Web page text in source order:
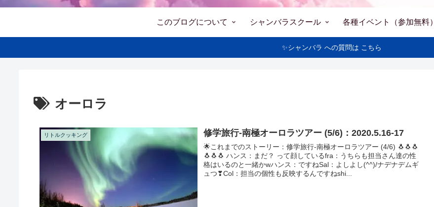
このブログについて シャンバラスクール 各種イベント（参加無料）
✨シャンバラ への質問は こちら
オーロラ
リトルクッキング 修学旅行-南極オーロラツアー (5/6)：2020.5.16-17
🌟これまでのストーリー：修学旅行-南極オーロラツアー (4/6) 🐧🐧🐧
🐧🐧🐧 ハンス：まだ？ って顔しているfra：うちらも担当さん達の性
格はいるのと一緒かwハンス：ですねSal：よしよし(^^)/ナデナデムギ
ュつ❣Col：担当の個性も反映するんですねshi...